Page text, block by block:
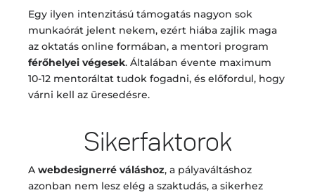
Egy ilyen intenzitású támogatás nagyon sok
munkaórát jelent nekem, ezért hiába zajlik maga
az oktatás online formában, a mentori program
férőhelyei végesek. Általában évente maximum
10-12 mentoráltat tudok fogadni, és előfordul, hogy
várni kell az üresedésre.
Sikerfaktorok
A webdesignerré váláshoz, a pályaváltáshoz
azonban nem lesz elég a szaktudás, a sikerhez